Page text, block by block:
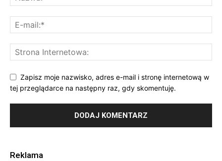
Zapisz moje nazwisko, adres e-mail i stronę internetową w
tej przeglądarce na następny raz, gdy skomentuję.
Reklama